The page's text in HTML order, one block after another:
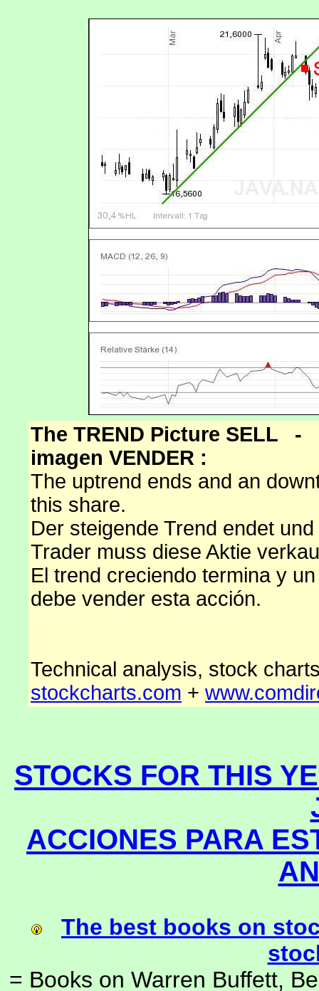
The TREND Picture SELL
imagen VENDER :
The uptrend ends and an
this share.
Der steigende Trend endet
Trader muss diese Aktie
El trend creciendo termina y
debe vender esta acción.
Technical analysis, stock
stockcharts.com +
STOCKS FOR THIS
ACCIONES PARA
The best books on
= Books on Warren Buffett,